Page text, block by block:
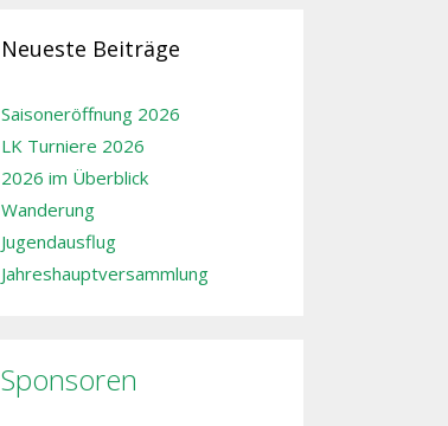
Neueste Beiträge
Saisoneröffnung 2026
LK Turniere 2026
2026 im Überblick
Wanderung
Jugendausflug
Jahreshauptversammlung
Sponsoren